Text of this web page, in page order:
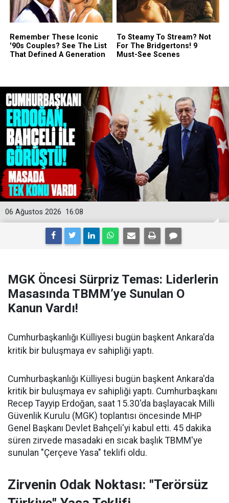
16:08
06 Ağustos 2026
MGK Öncesi Sürpriz Temas: Liderlerin
Masasında TBMM’ye Sunulan O
Kanun Vardı!
Cumhurbaşkanlığı Külliyesi bugün başkent Ankara'da
kritik bir buluşmaya ev sahipliği yaptı.
Cumhurbaşkanlığı Külliyesi bugün başkent Ankara'da
kritik bir buluşmaya ev sahipliği yaptı. Cumhurbaşkanı
Recep Tayyip Erdoğan, saat 15.30'da başlayacak Milli
Güvenlik Kurulu (MGK) toplantısı öncesinde MHP
Genel Başkanı Devlet Bahçeli'yi kabul etti. 45 dakika
süren zirvede masadaki en sıcak başlık TBMM'ye
sunulan "Çerçeve Yasa" teklifi oldu.
Zirvenin Odak Noktası: "Terörsüz